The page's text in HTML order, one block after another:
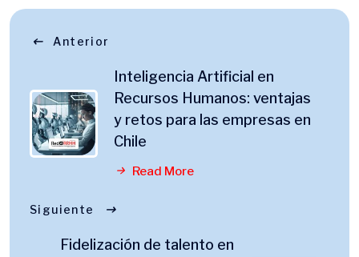
Anterior
Inteligencia Artificial en
Recursos Humanos: ventajas
y retos para las empresas en
Chile
Read More
Siguiente
Fidelización de talento en